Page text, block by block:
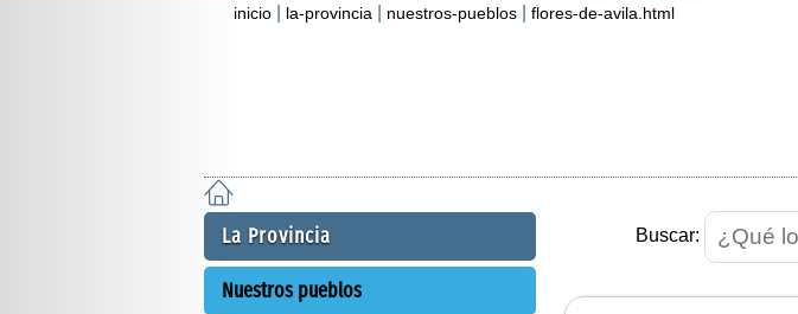
inicio la-provincia nuestros-pueblos flores-de-avila.html
La Provincia
Nuestros pueblos
Buscar: